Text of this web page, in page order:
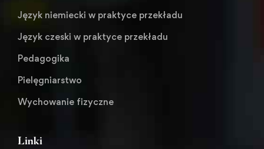
Język niemiecki w praktyce przekładu
Język czeski w praktyce przekładu
Pedagogika
Pielęgniarstwo
Wychowanie fizyczne
Linki